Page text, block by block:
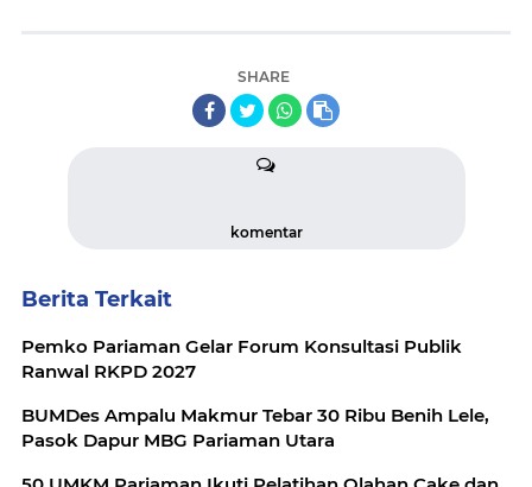
SHARE
komentar
Berita Terkait
Pemko Pariaman Gelar Forum Konsultasi Publik
Ranwal RKPD 2027
BUMDes Ampalu Makmur Tebar 30 Ribu Benih Lele,
Pasok Dapur MBG Pariaman Utara